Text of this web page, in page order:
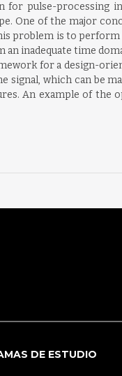
pulse-processing
One of the major
problem is to
inadequate time
for a design-
signal, which can
An example of
DE ESTUDIO